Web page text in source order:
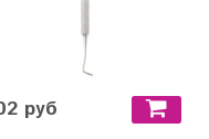
руб